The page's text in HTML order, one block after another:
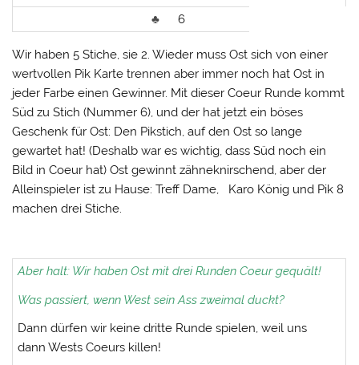
♣
6
Wir haben 5 Stiche, sie 2. Wieder muss Ost sich von einer
wertvollen Pik Karte trennen aber immer noch hat Ost in
jeder Farbe einen Gewinner. Mit dieser Coeur Runde kommt
Süd zu Stich (Nummer 6), und der hat jetzt ein böses
Geschenk für Ost: Den Pikstich, auf den Ost so lange
gewartet hat! (Deshalb war es wichtig, dass Süd noch ein
Bild in Coeur hat) Ost gewinnt zähneknirschend, aber der
Alleinspieler ist zu Hause: Treff Dame, Karo König und Pik 8
machen drei Stiche.
Aber halt: Wir haben Ost mit drei Runden Coeur gequält!
Was passiert, wenn West sein Ass zweimal duckt?
Dann dürfen wir keine dritte Runde spielen, weil uns
dann Wests Coeurs killen!